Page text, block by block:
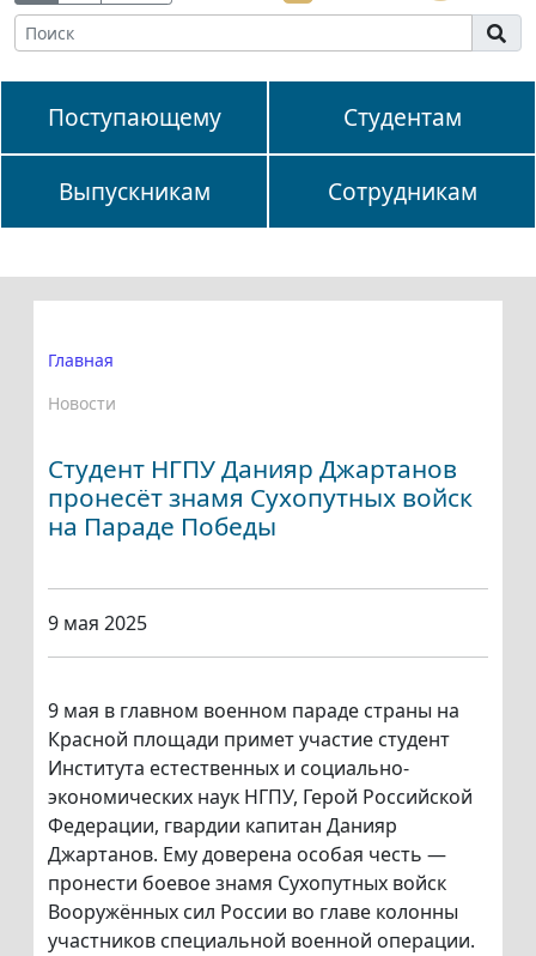
Поступающему Студентам
Выпускникам Сотрудникам
Главная
Новости
Студент НГПУ Данияр Джартанов
пронесёт знамя Сухопутных войск
на Параде Победы
9 мая 2025
9 мая в главном военном параде страны на
Красной площади примет участие студент
Института естественных и социально-
экономических наук НГПУ, Герой Российской
Федерации, гвардии капитан Данияр
Джартанов. Ему доверена особая честь —
пронести боевое знамя Сухопутных войск
Вооружённых сил России во главе колонны
участников специальной военной операции.